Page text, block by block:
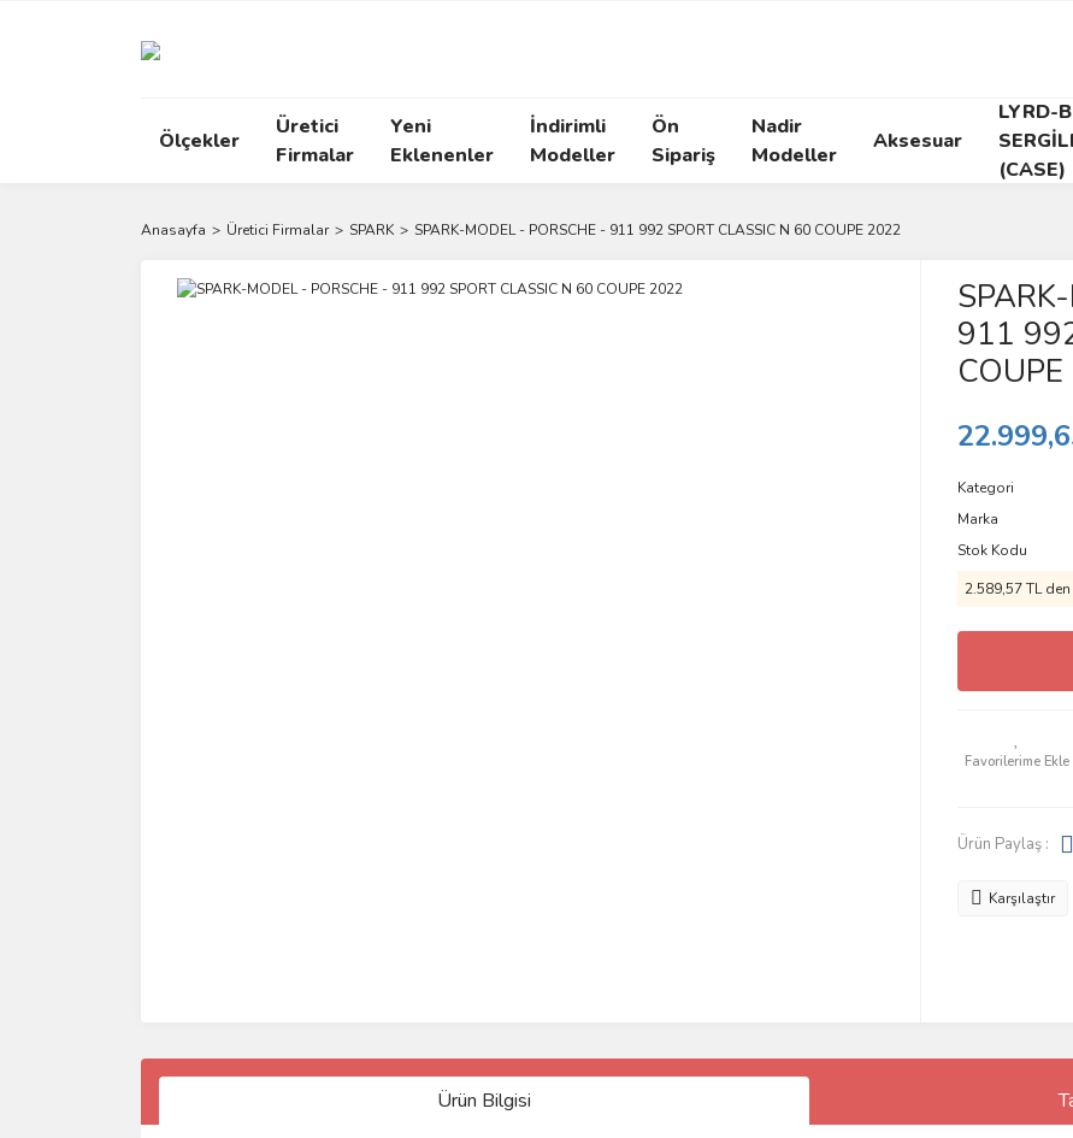
Ölçekler
Üretici
Firmalar
Yeni
Eklenenler
İndirimli
Modeller
Ön
Sipariş
Nadir
Modeller
Aksesuar
LYRD-
(CASE)
Anasayfa Üretici Firmalar SPARK SPARK-MODEL - PORSCHE - 911 992 SPORT CLASSIC N 60 COUPE 2022
911
Kategori
Marka
Stok Kodu
2.589,57 TL
Ürün Paylaş :
Karşılaştır
Ürün Bilgisi